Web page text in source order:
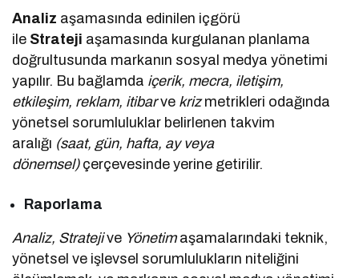
Analiz aşamasında edinilen içgörü
ile Strateji aşamasında kurgulanan planlama
doğrultusunda markanın sosyal medya yönetimi
yapılır. Bu bağlamda içerik, mecra, iletişim,
etkileşim, reklam, itibarve krizmetrikleri odağında
yönetsel sorumluluklar belirlenen takvim
aralığı (saat, gün, hafta, ay veya
dönemsel) çerçevesinde yerine getirilir.
Raporlama
Analiz, Stratejive Yönetimaşamalarındaki teknik,
yönetsel ve işlevsel sorumlulukların niteliğini